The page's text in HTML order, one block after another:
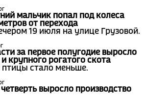
мальчик попал под колеса
от перехода
19 июля на улице Грузовой.
за первое полугодие выросло
крупного рогатого скота
птицы стало меньше.
выросло производство